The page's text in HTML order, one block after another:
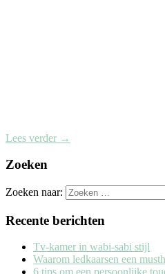
Lees verder →
Zoeken
Zoeken naar:
Recente berichten
Tv-kamer in wabi-sabi stijl
Waarom ledkaarsen een